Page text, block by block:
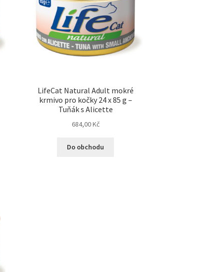
LifeCat Natural Adult mokré
krmivo pro kočky 24 x 85 g –
Tuňák s Alicette
684,00Kč
Do obchodu